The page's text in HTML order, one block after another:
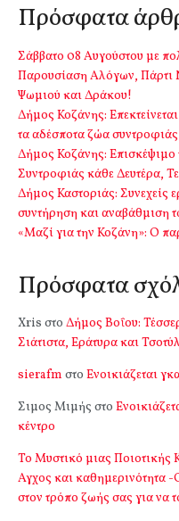
Πρόσφατα
Σάββατο 08 Αυγούστου με
Παρουσίαση Αλόγων, Πάρτι
Ψωμιού και Δράκου!
Δήμος Κοζάνης:
τα αδέσποτα ζώα συντροφιάς
Δήμος Κοζάνης:
Συντροφιάς κάθε Δευτέρα,
Δήμος Καστοριάς: Συνεχείς
συντήρηση και αναβάθμιση
«Μαζί για την Κοζάνη»: Ο
Πρόσφατα
Xris στο Δήμος Βοΐου:
Σιάτιστα, Εράτυρα και
sierafm στο Ενοικιάζεται
Σιμος Μιμής στο
κέντρο
Το Μυστικό μιας Ποιοτικής
Αγχος και καθημερινότητα -
στον τρόπο ζωής σας για να